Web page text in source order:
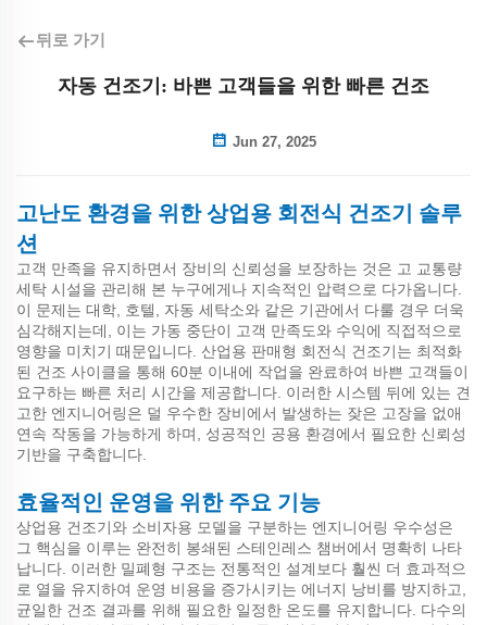
뒤로 가기
자동 건조기: 바쁜 고객들을 위한 빠른 건조
Jun 27, 2025
고난도 환경을 위한 상업용 회전식 건조기 솔루
션
고객 만족을 유지하면서 장비의 신뢰성을 보장하는 것은 고 교통량
세탁 시설을 관리해 본 누구에게나 지속적인 압력으로 다가옵니다.
이 문제는 대학, 호텔, 자동 세탁소와 같은 기관에서 다룰 경우 더욱
심각해지는데, 이는 가동 중단이 고객 만족도와 수익에 직접적으로
영향을 미치기 때문입니다. 산업용 판매형 회전식 건조기는 최적화
된 건조 사이클을 통해 60분 이내에 작업을 완료하여 바쁜 고객들이
요구하는 빠른 처리 시간을 제공합니다. 이러한 시스템 뒤에 있는 견
고한 엔지니어링은 덜 우수한 장비에서 발생하는 잦은 고장을 없애
연속 작동을 가능하게 하며, 성공적인 공용 환경에서 필요한 신뢰성
기반을 구축합니다.
효율적인 운영을 위한 주요 기능
상업용 건조기와 소비자용 모델을 구분하는 엔지니어링 우수성은
그 핵심을 이루는 완전히 봉쇄된 스테인레스 챔버에서 명확히 나타
납니다. 이러한 밀폐형 구조는 전통적인 설계보다 훨씬 더 효과적으
로 열을 유지하여 운영 비용을 증가시키는 에너지 낭비를 방지하고,
균일한 건조 결과를 위해 필요한 일정한 온도를 유지합니다. 다수의